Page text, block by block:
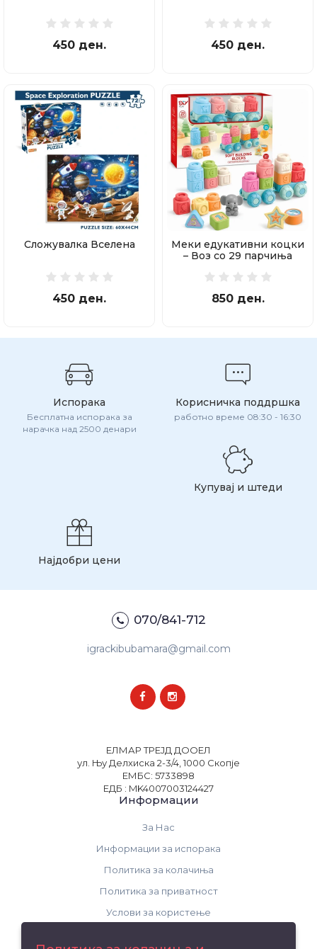
450 ден. 450 ден.
Сложувалка Вселена
450 ден.
Меки едукативни коцки
– Воз со 29 парчиња
850 ден.
Испорака
Бесплатна испорака за
нарачка над 2500 денари
Корисничка поддршка
работно време 08:30 - 16:30
Купувај и штеди
Најдобри цени
070/841-712
igrackibubamara@gmail.com
ЕЛМАР ТРЕЈД ДООЕЛ
ул. Њу Делхиска 2-3/4, 1000 Скопје
ЕМБС: 5733898
ЕДБ : MK4007003124427
Информации
За Нас
Информации за испорака
Политика за колачиња
Политика за приватност
Услови за користење